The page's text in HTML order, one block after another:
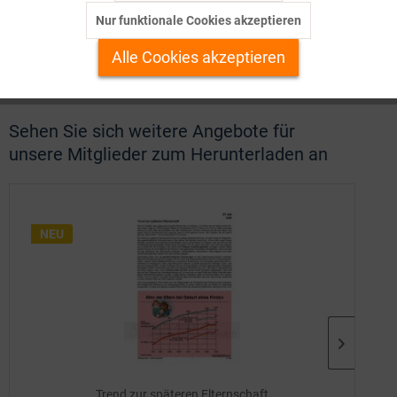
Sehen Sie sich weitere Angebote für
unsere Mitglieder zum Herunterladen an
NEU
Personalisierung Inaktiv
Service
Nur funktionale Cookies akzeptieren
Alle Cookies akzeptieren